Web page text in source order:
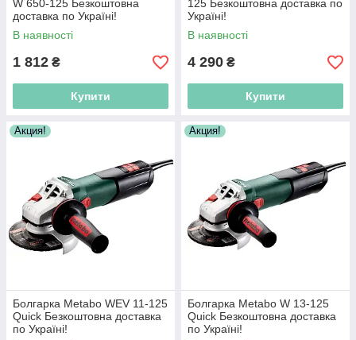
W 650-125 Безкоштовна
доставка по Україні!
В наявності
1 812 ₴
Купити
125 Безкоштовна доставка по
Україні!
В наявності
4 290 ₴
Купити
Акция!
Болгарка Metabo WEV 11-125
Quick Безкоштовна доставка
по Україні!
Акция!
Болгарка Metabo W 13-125
Quick Безкоштовна доставка
по Україні!